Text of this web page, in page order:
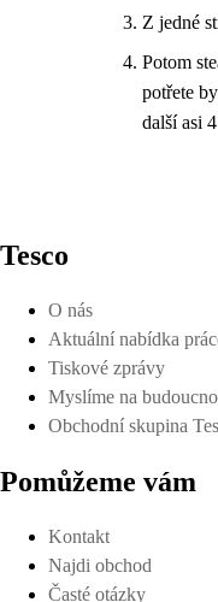
Z jedné
Potom
potřete
další asi
Tesco
O nás
Aktuální nabídka
Tiskové zprávy
Myslíme na
Obchodní skupina
Pomůžeme vám
Kontakt
Najdi obchod
Časté otázky